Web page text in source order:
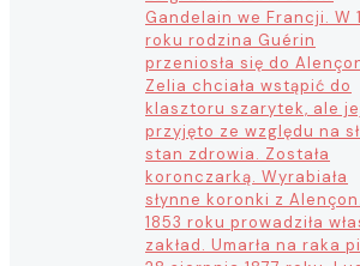
Gandelain we Francji. W
roku rodzina Guérin
przeniosła się do
Zelia chciała wstąpić do
klasztoru szarytek, ale
przyjęto ze względu na
stan zdrowia. Została
koronczarką. Wyrabiała
słynne koronki z
1853 roku prowadziła
zakład. Umarła na raka